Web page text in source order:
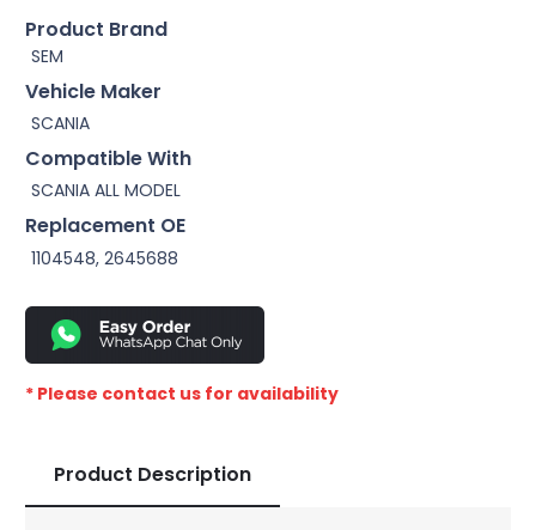
Product Brand
SEM
Vehicle Maker
SCANIA
Compatible With
SCANIA ALL MODEL
Replacement OE
1104548, 2645688
* Please contact us for availability
Product Description